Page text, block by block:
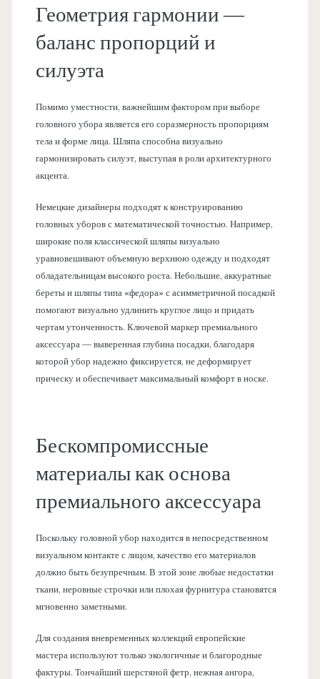
Геометрия гармонии —
баланс пропорций и
силуэта
Помимо уместности, важнейшим фактором при выборе
головного убора является его соразмерность пропорциям
тела и форме лица. Шляпа способна визуально
гармонизировать силуэт, выступая в роли архитектурного
акцента.
Немецкие дизайнеры подходят к конструированию
головных уборов с математической точностью. Например,
широкие поля классической шляпы визуально
уравновешивают объемную верхнюю одежду и подходят
обладательницам высокого роста. Небольшие, аккуратные
береты и шляпы типа «федора» с асимметричной посадкой
помогают визуально удлинить круглое лицо и придать
чертам утонченность. Ключевой маркер премиального
аксессуара — выверенная глубина посадки, благодаря
которой убор надежно фиксируется, не деформирует
прическу и обеспечивает максимальный комфорт в носке.
Бескомпромиссные
материалы как основа
премиального аксессуара
Поскольку головной убор находится в непосредственном
визуальном контакте с лицом, качество его материалов
должно быть безупречным. В этой зоне любые недостатки
ткани, неровные строчки или плохая фурнитура становятся
мгновенно заметными.
Для создания вневременных коллекций европейские
мастера используют только экологичные и благородные
фактуры. Тончайший шерстяной фетр, нежная ангора,